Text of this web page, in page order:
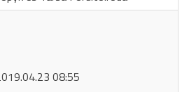
08:55